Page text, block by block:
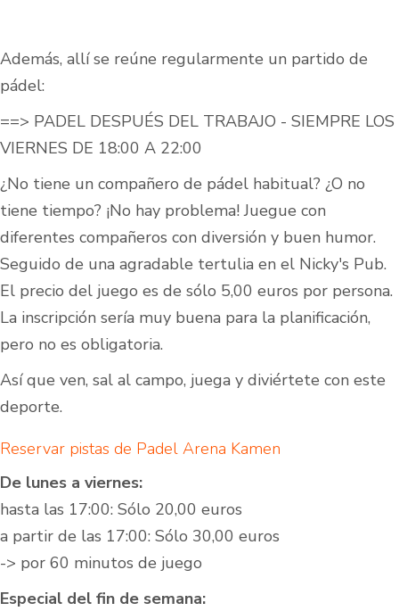
Además, allí se reúne regularmente un partido de
pádel:
==> PADEL DESPUÉS DEL TRABAJO - SIEMPRE LOS
VIERNES DE 18:00 A 22:00
¿No tiene un compañero de pádel habitual? ¿O no
tiene tiempo? ¡No hay problema! Juegue con
diferentes compañeros con diversión y buen humor.
Seguido de una agradable tertulia en el Nicky's Pub.
El precio del juego es de sólo 5,00 euros por persona.
La inscripción sería muy buena para la planificación,
pero no es obligatoria.
Así que ven, sal al campo, juega y diviértete con este
deporte.
Reservar pistas de Padel Arena Kamen
De lunes a viernes:
hasta las 17:00: Sólo 20,00 euros
a partir de las 17:00: Sólo 30,00 euros
-> por 60 minutos de juego
Especial del fin de semana: